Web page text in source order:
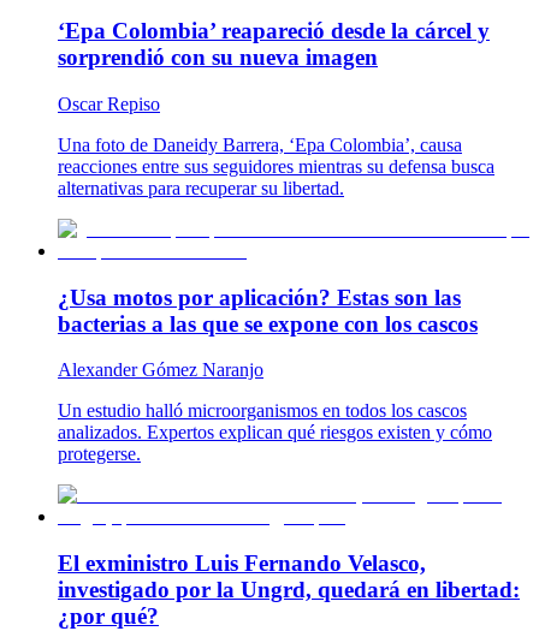
‘Epa Colombia’ reapareció desde la cárcel y
sorprendió con su nueva imagen
Oscar Repiso
Una foto de Daneidy Barrera, ‘Epa Colombia’, causa
reacciones entre sus seguidores mientras su defensa busca
alternativas para recuperar su libertad.
¿Usa motos por aplicación? Estas son las
bacterias a las que se expone con los cascos
Alexander Gómez Naranjo
Un estudio halló microorganismos en todos los cascos
analizados. Expertos explican qué riesgos existen y cómo
protegerse.
El exministro Luis Fernando Velasco,
investigado por la Ungrd, quedará en libertad:
¿por qué?